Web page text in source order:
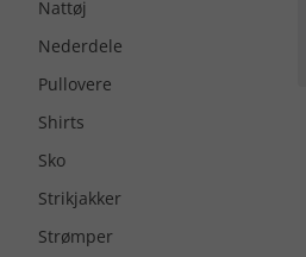
Nattøj
Nederdele
Pullovere
Shirts
Sko
Strikjakker
Strømper